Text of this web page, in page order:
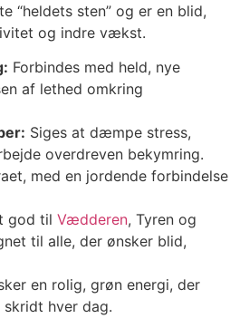
“heldets sten” og er en blid,
og indre vækst.
Forbindes med held, nye
af lethed omkring
Siges at dæmpe stress,
overdreven bekymring.
med en jordende forbindelse
god til Vædderen, Tyren og
til alle, der ønsker blid,
en rolig, grøn energi, der
hver dag.